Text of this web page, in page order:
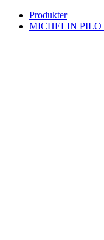
Produkter
MICHELIN